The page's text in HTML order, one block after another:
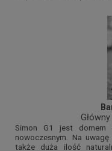
Simon G1 jest domem
nowoczesnym. Na
także duża ilość